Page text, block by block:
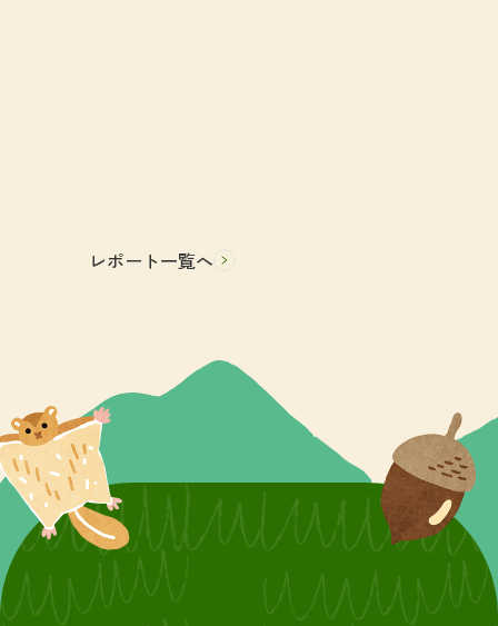
レポート一覧へ